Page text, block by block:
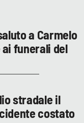
a Carmelo
funerali del
stradale il
costato